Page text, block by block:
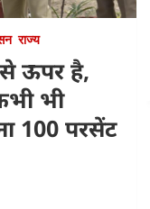
राज्य
ऊपर है,
भी
100 परसेंट